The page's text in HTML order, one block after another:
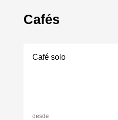
Cafés
Café solo
desde